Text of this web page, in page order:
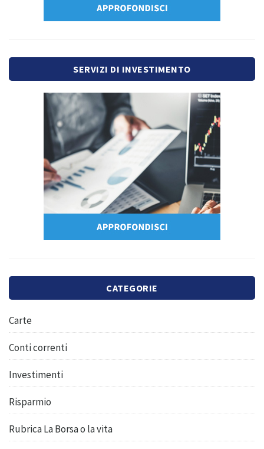
SERVIZI DI INVESTIMENTO
CATEGORIE
Carte
Conti correnti
Investimenti
Risparmio
Rubrica La Borsa o la vita